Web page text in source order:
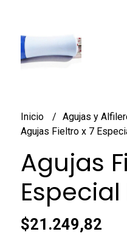
Inicio Agujas y
Agujas Fieltro x 7
Agujas
$21.249,82